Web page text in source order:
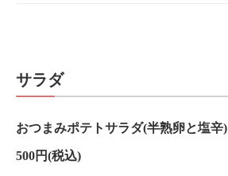
サラダ
おつまみポテトサラダ(半熟卵と塩辛)
500円(税込)